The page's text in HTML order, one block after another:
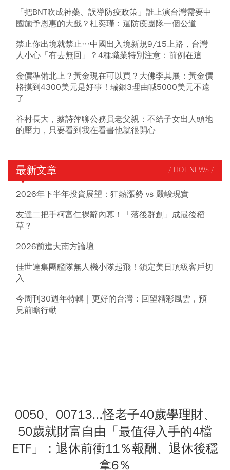
「把BNT吹成神藥、誤導防疫政策」誰上演台灣需要中
國施予恩惠的大戲？杜奕瑾：還防疫團隊一個公道
禁止你出境就禁止…中國出入境新規9/15上路，台灣
人小心「有去無回」？4種職業特別注意：前例在這
金價準備北上？黃金現在可以買？大佛李其展：黃金價
格摸到4300美元是好事！瑞銀3理由喊5000美元不遠
了
眷村長大，蔡詩萍聊公務員老父親：不給子女出人頭地
的壓力，只要看到我在看書他就很開心
最新文章 / HOT NEWS /
2026年下半年投資展望：狂熱漲勢 vs 嚴峻現實
友達二把手柯富仁裸辭內幕！「落後群創」成最後稻
草？
2026前進大南方論壇
佳世達集團艦隊無人機小隊起飛！鎖定美日頂級客戶切
入
今周刊30週年特輯｜更好的台灣：回望精彩風雲，預
見前瞻行動
0050、00713...怪老子40歲學理財、
50歲就財富自由「最值得入手的4檔
ETF」：退休前衝11％報酬、退休後穩
拿6％